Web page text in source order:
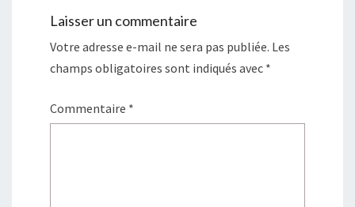
Laisser un commentaire
Votre adresse e-mail ne sera pas publiée. Les
champs obligatoires sont indiqués avec *
Commentaire *